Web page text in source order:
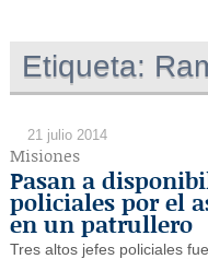
Etiqueta:
21 julio 2014
Misiones
Pasan a
policiales por el
en un patrullero
Tres altos jefes policiales